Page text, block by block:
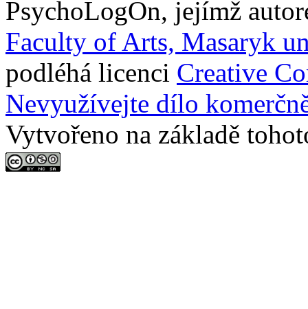
PsychoLogOn, jejímž
Faculty of Arts, Masaryk
podléhá licenci Creative
Nevyužívejte dílo
Vytvořeno na základě